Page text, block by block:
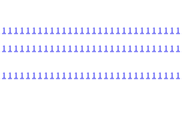
1 1 1 1 1 1 1 1 1 1 1 1 1 1 1 1 1 1 1 1 1 1 1 1 1 1 1 1 1 1
1 1 1 1 1 1 1 1 1 1 1 1 1 1 1 1 1 1 1 1 1 1 1 1 1 1 1 1 1 1
1 1 1 1 1 1 1 1 1 1 1 1 1 1 1 1 1 1 1 1 1 1 1 1 1 1 1 1 1 1